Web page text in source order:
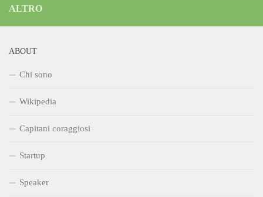
ALTRO
ABOUT
Chi sono
Wikipedia
Capitani coraggiosi
Startup
Speaker